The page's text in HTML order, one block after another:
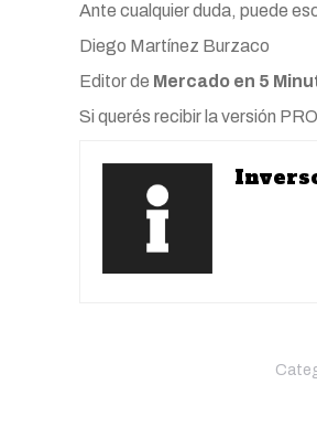
Ante cualquier duda, puede
Diego Martínez Burzaco
Editor de Mercado en 5
Si querés recibir la versión